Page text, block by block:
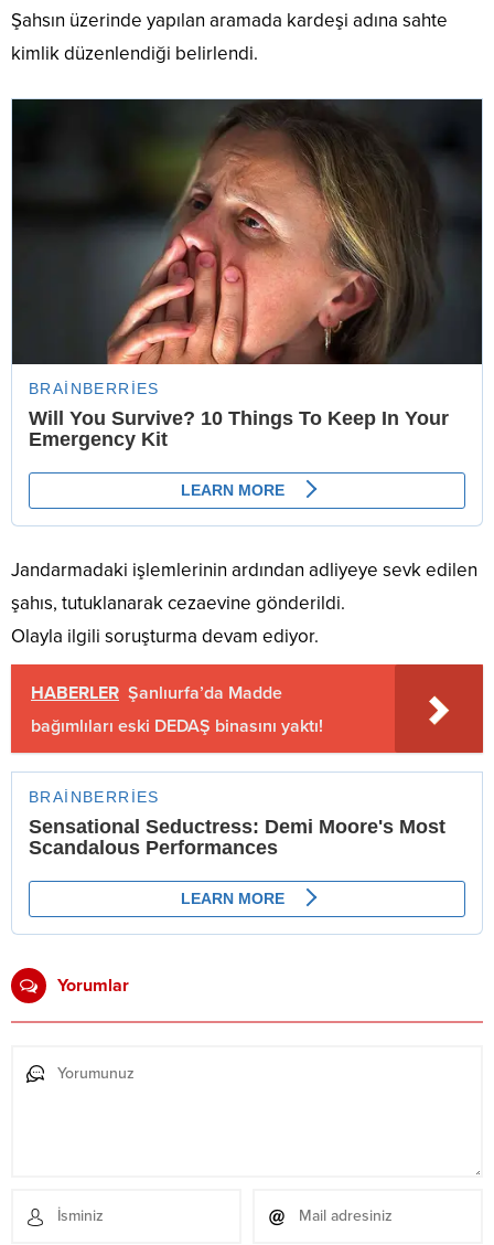
Şahsın üzerinde yapılan aramada kardeşi adına sahte
kimlik düzenlendiği belirlendi.
Jandarmadaki işlemlerinin ardından adliyeye sevk edilen
şahıs, tutuklanarak cezaevine gönderildi.
Olayla ilgili soruşturma devam ediyor.
HABERLER Şanlıurfa’da Madde
bağımlıları eski DEDAŞ binasını yaktı!
Yorumlar